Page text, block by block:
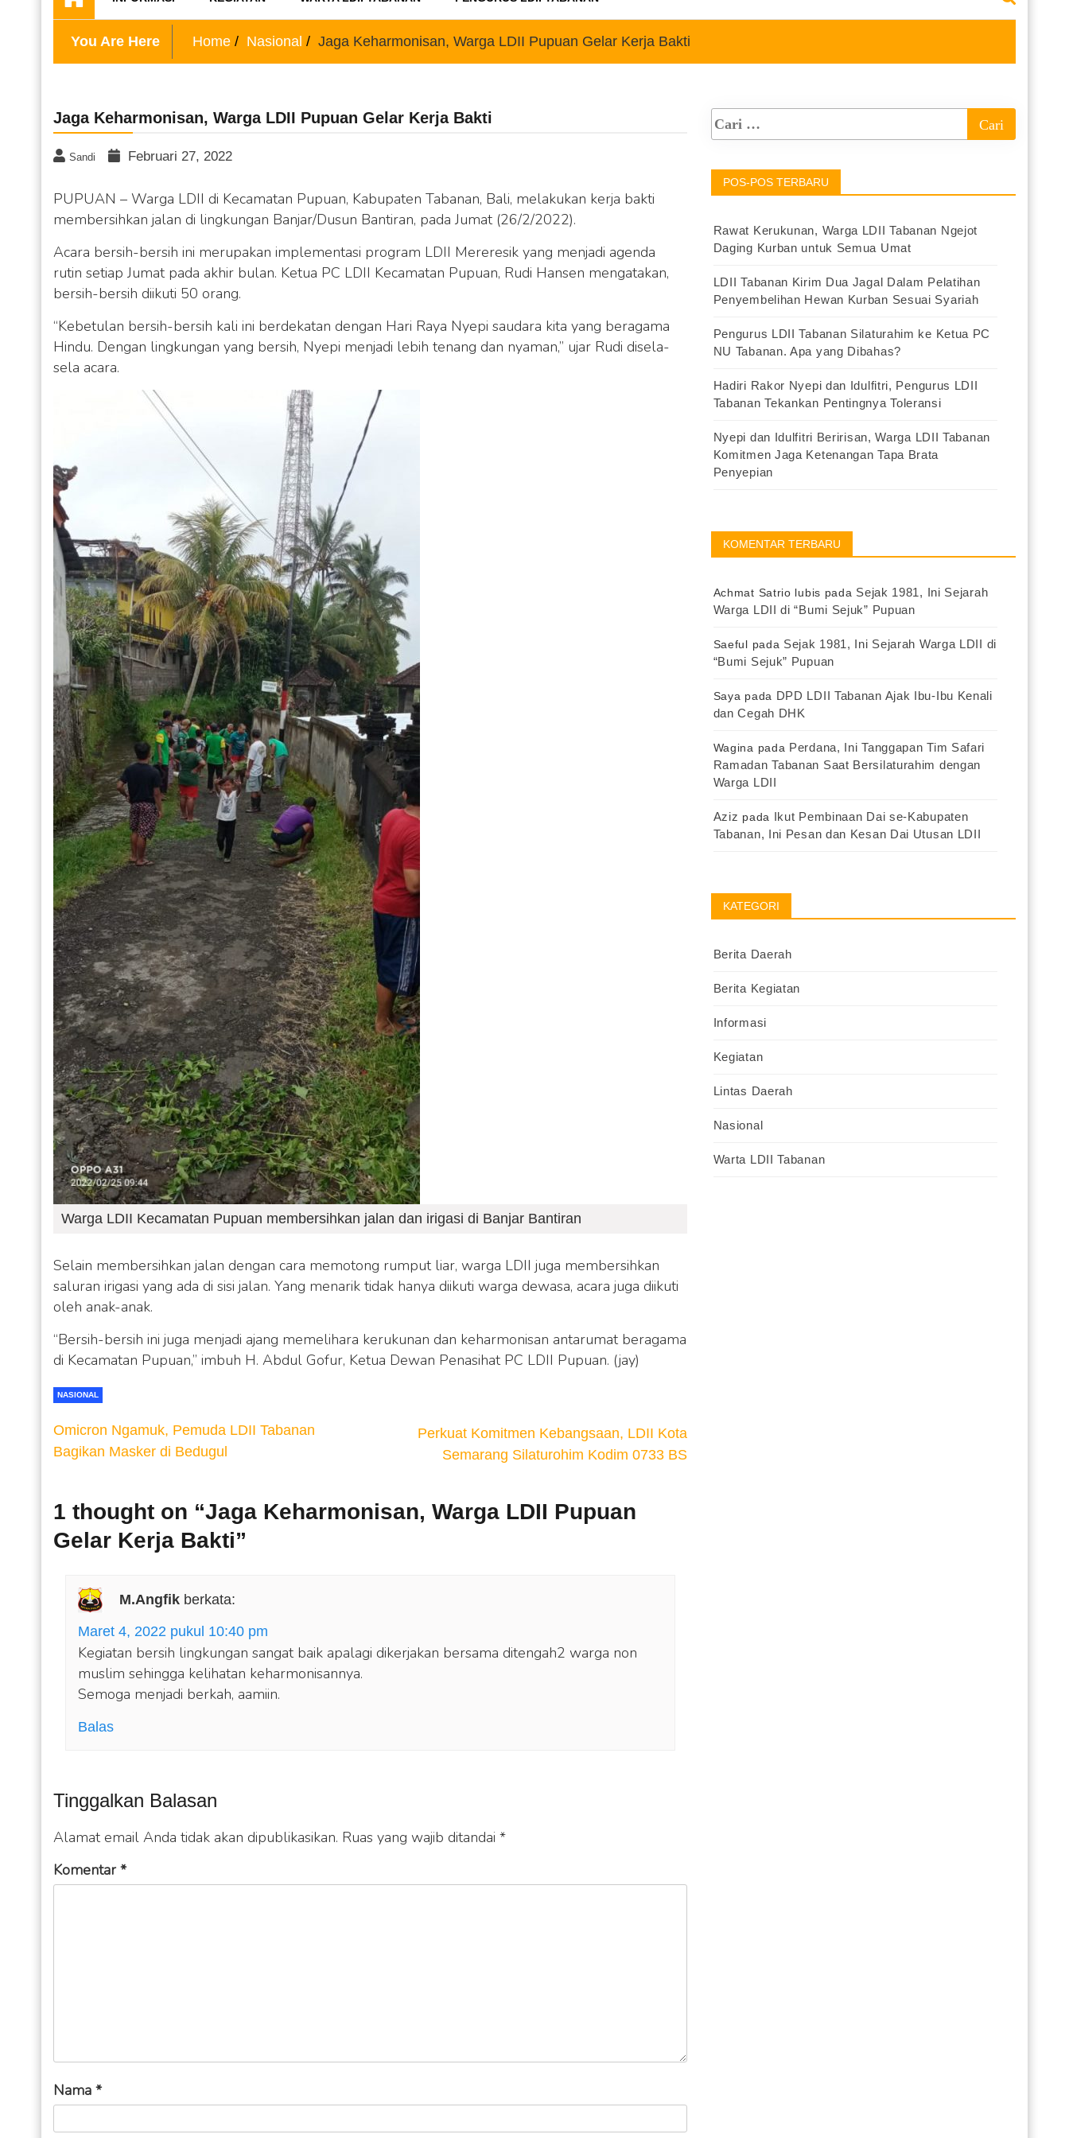
You Are Here Home Nasional Jaga Keharmonisan, Warga LDII Pupuan Gelar Kerja Bakti
Jaga Keharmonisan, Warga LDII Pupuan Gelar Kerja Bakti
Sandi Februari 27, 2022
PUPUAN – Warga LDII di Kecamatan Pupuan, Kabupaten Tabanan, Bali, melakukan kerja bakti
membersihkan jalan di lingkungan Banjar/Dusun Bantiran, pada Jumat (26/2/2022).
Acara bersih-bersih ini merupakan implementasi program LDII Mereresik yang menjadi agenda
rutin setiap Jumat pada akhir bulan. Ketua PC LDII Kecamatan Pupuan, Rudi Hansen mengatakan,
bersih-bersih diikuti 50 orang.
“Kebetulan bersih-bersih kali ini berdekatan dengan Hari Raya Nyepi saudara kita yang beragama
Hindu. Dengan lingkungan yang bersih, Nyepi menjadi lebih tenang dan nyaman,” ujar Rudi disela-
sela acara.
Warga LDII Kecamatan Pupuan membersihkan jalan dan irigasi di Banjar Bantiran
Selain membersihkan jalan dengan cara memotong rumput liar, warga LDII juga membersihkan
saluran irigasi yang ada di sisi jalan. Yang menarik tidak hanya diikuti warga dewasa, acara juga diikuti
oleh anak-anak.
“Bersih-bersih ini juga menjadi ajang memelihara kerukunan dan keharmonisan antarumat beragama
di Kecamatan Pupuan,” imbuh H. Abdul Gofur, Ketua Dewan Penasihat PC LDII Pupuan. (jay)
NASIONAL
Omicron Ngamuk, Pemuda LDII Tabanan
Bagikan Masker di Bedugul
Perkuat Komitmen Kebangsaan, LDII Kota
Semarang Silaturohim Kodim 0733 BS
1 thought on “Jaga Keharmonisan, Warga LDII Pupuan
Gelar Kerja Bakti”
M.Angfik berkata:
Maret 4, 2022 pukul 10:40 pm
Kegiatan bersih lingkungan sangat baik apalagi dikerjakan bersama ditengah2 warga non
muslim sehingga kelihatan keharmonisannya.
Semoga menjadi berkah, aamiin.
Balas
Tinggalkan Balasan
Alamat email Anda tidak akan dipublikasikan. Ruas yang wajib ditandai *
Komentar *
Nama *
POS-POS TERBARU
Rawat Kerukunan, Warga LDII Tabanan Ngejot
Daging Kurban untuk Semua Umat
LDII Tabanan Kirim Dua Jagal Dalam Pelatihan
Penyembelihan Hewan Kurban Sesuai Syariah
Pengurus LDII Tabanan Silaturahim ke Ketua PC
NU Tabanan. Apa yang Dibahas?
Hadiri Rakor Nyepi dan Idulfitri, Pengurus LDII
Tabanan Tekankan Pentingnya Toleransi
Nyepi dan Idulfitri Beririsan, Warga LDII Tabanan
Komitmen Jaga Ketenangan Tapa Brata
Penyepian
KOMENTAR TERBARU
Achmat Satrio lubis pada Sejak 1981, Ini Sejarah
Warga LDII di “Bumi Sejuk” Pupuan
Saeful pada Sejak 1981, Ini Sejarah Warga LDII di
“Bumi Sejuk” Pupuan
Saya pada DPD LDII Tabanan Ajak Ibu-Ibu Kenali
dan Cegah DHK
Wagina pada Perdana, Ini Tanggapan Tim Safari
Ramadan Tabanan Saat Bersilaturahim dengan
Warga LDII
Aziz pada Ikut Pembinaan Dai se-Kabupaten
Tabanan, Ini Pesan dan Kesan Dai Utusan LDII
KATEGORI
Berita Daerah
Berita Kegiatan
Informasi
Kegiatan
Lintas Daerah
Nasional
Warta LDII Tabanan